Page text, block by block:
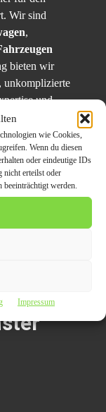
wie Cookies,
Wenn du diesen
oder eindeutige IDs
nicht erteilst oder
werden.
Impressum
Wir sind
,
bieten wir
unkomplizierte
und
Titel “BMW
– Höchster Preis für
CarPr.de